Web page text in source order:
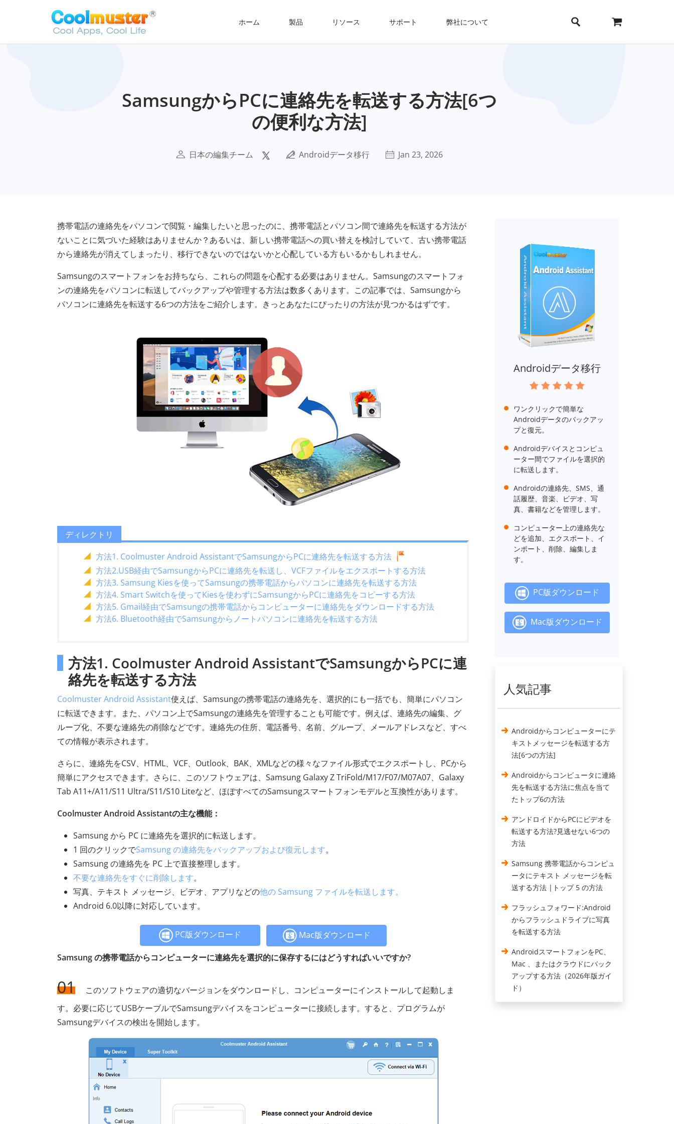
ホーム 製品 リソース サポート 弊社について
SamsungからPCに連絡先を転送する方法[6つ
の便利な方法]
日本の編集チーム Androidデータ移行 Jan 23, 2026
携帯電話の連絡先をパソコンで閲覧・編集したいと思ったのに、携帯電話とパソコン間で連絡先を転送する方法が
ないことに気づいた経験はありませんか？あるいは、新しい携帯電話への買い替えを検討していて、古い携帯電話
から連絡先が消えてしまったり、移行できないのではないかと心配している方もいるかもしれません。
Samsungのスマートフォンをお持ちなら、これらの問題を心配する必要はありません。Samsungのスマートフォ
ンの連絡先をパソコンに転送してバックアップや管理する方法は数多くあります。この記事では、Samsungから
パソコンに連絡先を転送する6つの方法をご紹介します。きっとあなたにぴったりの方法が見つかるはずです。
ディレクトリ
方法1. Coolmuster Android AssistantでSamsungからPCに連絡先を転送する方法
方法2.USB経由でSamsungからPCに連絡先を転送し、VCFファイルをエクスポートする方法
方法3. Samsung Kiesを使ってSamsungの携帯電話からパソコンに連絡先を転送する方法
方法4. Smart Switchを使ってKiesを使わずにSamsungからPCに連絡先をコピーする方法
方法5. Gmail経由でSamsungの携帯電話からコンピューターに連絡先をダウンロードする方法
方法6. Bluetooth経由でSamsungからノートパソコンに連絡先を転送する方法
方法1. Coolmuster Android AssistantでSamsungからPCに連
絡先を転送する方法
Coolmuster Android Assistant使えば、Samsungの携帯電話の連絡先を、選択的にも一括でも、簡単にパソコン
に転送できます。また、パソコン上でSamsungの連絡先を管理することも可能です。例えば、連絡先の編集、グ
ループ化、不要な連絡先の削除などです。連絡先の住所、電話番号、名前、グループ、メールアドレスなど、すべ
ての情報が表示されます。
さらに、連絡先をCSV、HTML、VCF、Outlook、BAK、XMLなどの様々なファイル形式でエクスポートし、PCから
簡単にアクセスできます。さらに、このソフトウェアは、Samsung Galaxy Z TriFold/M17/F07/M07A07、Galaxy
Tab A11+/A11/S11 Ultra/S11/S10 Liteなど、ほぼすべてのSamsungスマートフォンモデルと互換性があります。
Coolmuster Android Assistantの主な機能：
Samsung から PC に連絡先を選択的に転送します。
1 回のクリックでSamsung の連絡先をバックアップおよび復元します。
Samsung の連絡先を PC 上で直接整理します。
不要な連絡先をすぐに削除します。
写真、テキスト メッセージ、ビデオ、アプリなどの他の Samsung ファイルを転送します。
Android 6.0以降に対応しています。
PC版ダウンロード Mac版ダウンロード
Samsung の携帯電話からコンピューターに連絡先を選択的に保存するにはどうすればいいですか?
01
このソフトウェアの適切なバージョンをダウンロードし、コンピューターにインストールして起動しま
す。必要に応じてUSBケーブルでSamsungデバイスをコンピューターに接続します。すると、プログラムが
Samsungデバイスの検出を開始します。
Androidデータ移行
ワンクリックで簡単な
Androidデータのバックアッ
プと復元。
Androidデバイスとコンピュ
ーター間でファイルを選択的
に転送します。
Androidの連絡先、SMS、通
話履歴、音楽、ビデオ、写
真、書籍などを管理します。
コンピューター上の連絡先な
どを追加、エクスポート、イ
ンポート、削除、編集しま
す。
PC版ダウンロード
Mac版ダウンロード
人気記事
Androidからコンピューターにテ
キストメッセージを転送する方
法[6つの方法]
Androidからコンピュータに連絡
先を転送する方法に焦点を当て
たトップ6の方法
アンドロイドからPCにビデオを
転送する方法?見逃せない6つの
方法
Samsung 携帯電話からコンピュ
ータにテキスト メッセージを転
送する方法 |トップ 5 の方法
フラッシュフォワード:Android
からフラッシュドライブに写真
を転送する方法
AndroidスマートフォンをPC、
Mac 、またはクラウドにバック
アップする方法（2026年版ガイ
ド）